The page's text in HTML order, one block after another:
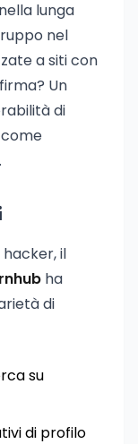
lunga
nel
a siti con
Un
di
il
ha
di
su
di profilo